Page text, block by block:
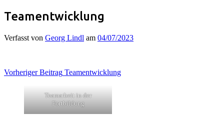
Teamentwicklung
Verfasst von Georg Lindl am 04/07/2023
Beitragsnavigation
Vorheriger Beitrag Teamentwicklung
Teamarbeit in der
Fortbildung